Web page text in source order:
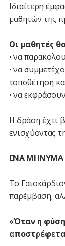
Ιδιαίτερη
μαθητών της
Οι μαθητές
• να
• να
τοποθέτηση
• να
Η δράση έχει
ενισχύοντας
ΕΝΑ ΜΗΝΥΜΑ
Το
παρέμβαση,
«Όταν η